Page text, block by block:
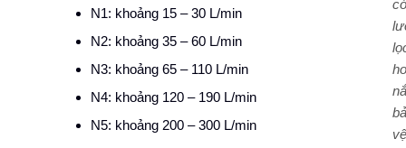
có
N1: khoảng 15 – 30 L/min
N2: khoảng 35 – 60 L/min
N3: khoảng 65 – 110 L/min
N4: khoảng 120 – 190 L/min
N5: khoảng 200 – 300 L/min